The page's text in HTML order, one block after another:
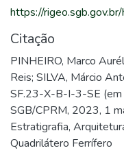
https://
Citação
PINHEIRO, Marco
Reis; SILVA, Márcio
SF.23-X-B-I-3-SE (em
SGB/CPRM, 2023, 1
Estratigrafia,
Quadrilátero Ferrífero